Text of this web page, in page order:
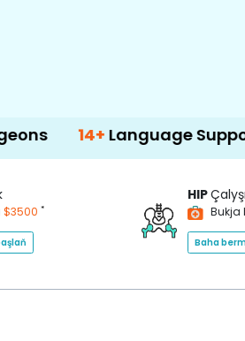
Language Support
$3500 *
HIP
Bukja
Baha